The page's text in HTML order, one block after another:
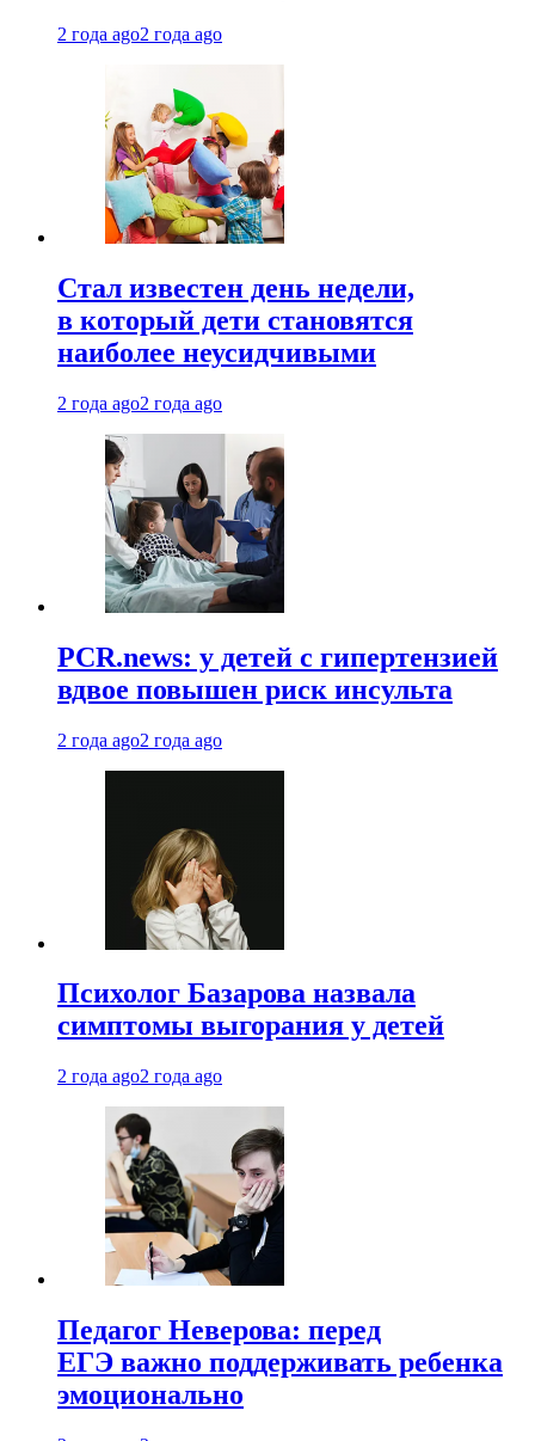
2 года ago2 года ago
Стал известен день недели,
в который дети становятся
наиболее неусидчивыми
2 года ago2 года ago
PCR.news: у детей с гипертензией
вдвое повышен риск инсульта
2 года ago2 года ago
Психолог Базарова назвала
симптомы выгорания у детей
2 года ago2 года ago
Педагог Неверова: перед
ЕГЭ важно поддерживать ребенка
эмоционально